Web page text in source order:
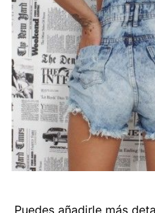
Puedes añadirle más